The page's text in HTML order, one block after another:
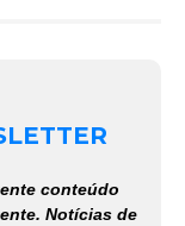
conteúdo
Notícias de